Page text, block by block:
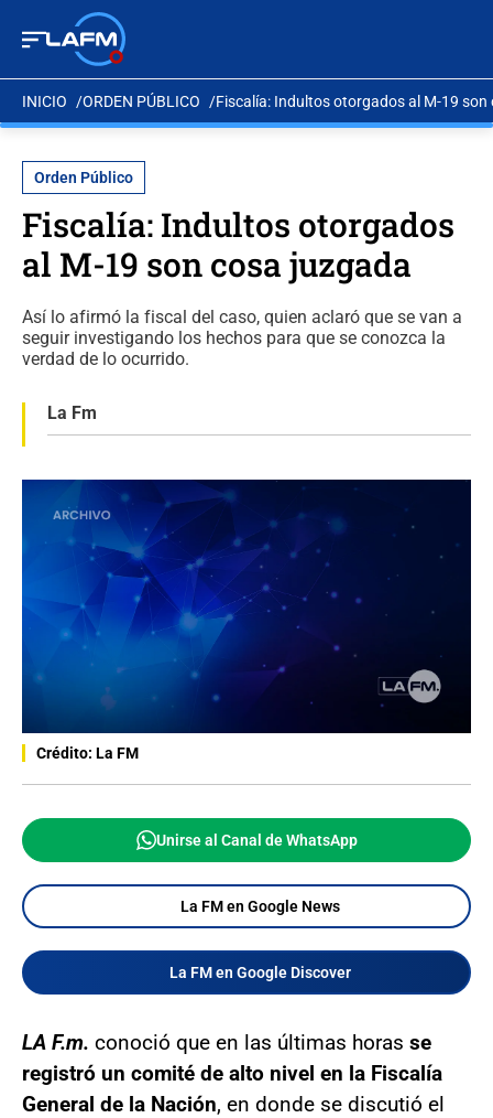
INICIO ORDEN PÚBLICO Fiscalía: Indultos otorgados al M-19 son
Orden Público
Fiscalía: Indultos otorgados
al M-19 son cosa juzgada
Así lo afirmó la fiscal del caso, quien aclaró que se van a
seguir investigando los hechos para que se conozca la
verdad de lo ocurrido.
La Fm
Crédito: La FM
Unirse al Canal de WhatsApp
La FM en Google News
La FM en Google Discover
LA F.m. conoció que en las últimas horas se
registró un comité de alto nivel en la Fiscalía
General de la Nación, en donde se discutió el